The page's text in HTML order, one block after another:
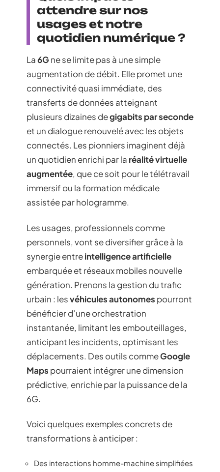
attendre sur nos
usages et notre
quotidien numérique ?
La6Gne se limite pas à une simple
augmentation de débit. Elle promet une
connectivité quasi immédiate, des
transferts de données atteignant
plusieurs dizaines degigabits par seconde
et un dialogue renouvelé avec les objets
connectés. Les pionniers imaginent déjà
un quotidien enrichi par la réalité virtuelle
augmentée, que ce soit pour le télétravail
immersif ou la formation médicale
assistée par hologramme.
Les usages, professionnels comme
personnels, vont se diversifier grâce à la
synergie entreintelligence artificielle
embarquée et réseaux mobiles nouvelle
génération. Prenons la gestion du trafic
urbain : lesvéhicules autonomes pourront
bénéficier d’une orchestration
instantanée, limitant les embouteillages,
anticipant les incidents, optimisant les
déplacements. Des outils commeGoogle
Maps pourraient intégrer une dimension
prédictive, enrichie par la puissance de la
6G.
Voici quelques exemples concrets de
transformations à anticiper :
Des interactions homme-machine simplifiées